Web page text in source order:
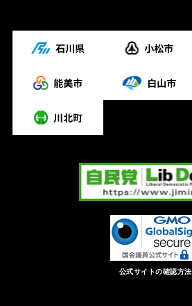
公式サイトの確認方法